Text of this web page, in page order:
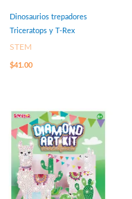
Dinosaurios trepadores
Triceratops y T-Rex
STEM
$41.00